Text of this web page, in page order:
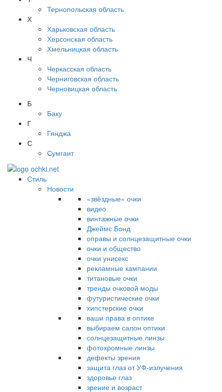
Тернопольская область
Х
Харьковская область
Херсонская область
Хмельницкая область
Ч
Черкасская область
Черниговская область
Черновицкая область
Б
Баку
Г
Гянджа
С
Сумгаит
Стиль
Новости
«звёздные» очки
видео
винтажные очки
Джеймс Бонд
оправы и солнцезащитные очки
очки и общество
очки унисекс
рекламные кампании
титановые очки
тренды очковой моды
футуристические очки
хипстерские очки
ваши права в оптике
выбираем салон оптики
солнцезащитные линзы
фотохромные линзы
дефекты зрения
защита глаз от УФ-излучения
здоровье глаз
зрение и возраст